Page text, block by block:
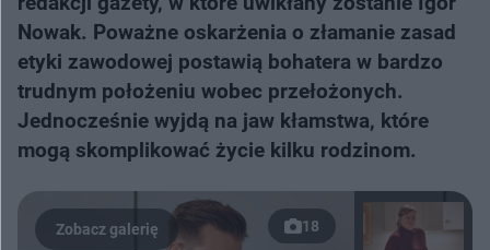
Nowak. Poważne oskarżenia o złamanie zasad
etyki zawodowej postawią bohatera w bardzo
trudnym położeniu wobec przełożonych.
Jednocześnie wyjdą na jaw kłamstwa, które
mogą skomplikować życie kilku rodzinom.
18